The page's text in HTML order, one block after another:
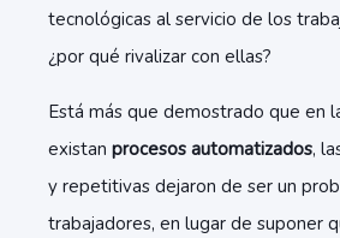
tecnológicas al servicio de los
¿por qué rivalizar con ellas?
Está más que demostrado que en
existan procesos automatizados,
y repetitivas dejaron de ser un
trabajadores, en lugar de suponer